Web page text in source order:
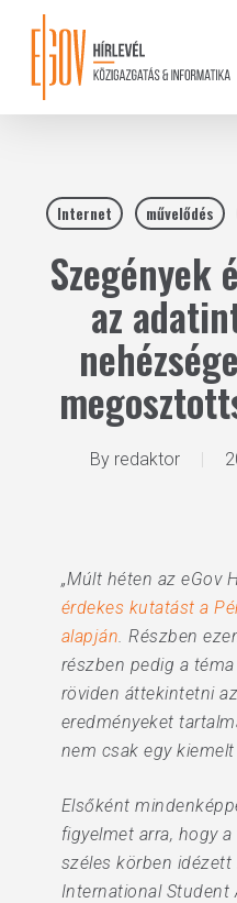
content
Internet művelődés
Szegények
az
By redaktor
„Múlt héten az eGov
érdekes kutatást a
alapján. Részben
részben pedig a
röviden áttekintetni
eredményeket
nem csak egy
Elsőként
figyelmet arra, hogy
széles körben
International